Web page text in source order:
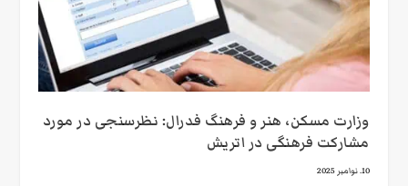
وزارت مسکن، هنر و فرهنگ فدرال: نظرسنجی در مورد
مشارکت فرهنگی در اتریش
10. نوامبر 2025